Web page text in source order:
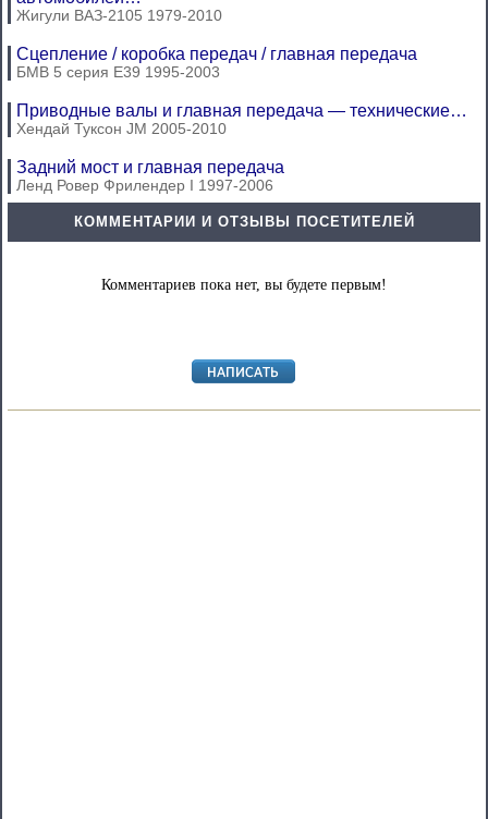
Жигули ВАЗ-2105 1979-2010
Сцепление / коробка передач / главная передача
БМВ 5 серия Е39 1995-2003
Приводные валы и главная передача — технические…
Хендай Туксон JM 2005-2010
Задний мост и главная передача
Ленд Ровер Фрилендер I 1997-2006
КОММЕНТАРИИ И ОТЗЫВЫ ПОСЕТИТЕЛЕЙ
Комментариев пока нет, вы будете первым!